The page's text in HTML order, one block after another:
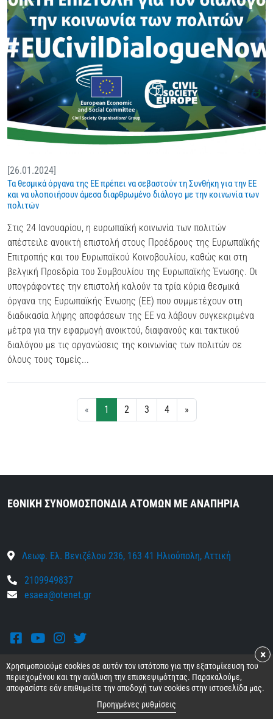
[26.01.2024]
Τα θεσμικά όργανα της ΕΕ πρέπει να σεβαστούν τη Συνθήκη για την ΕΕ
και να υλοποιήσουν άμεσα διαρθρωμένο διάλογο με την κοινωνία των
πολιτών
Στις 24 Ιανουαρίου, η ευρωπαϊκή κοινωνία των πολιτών
απέστειλε ανοικτή επιστολή στους Προέδρους της Ευρωπαϊκής
Επιτροπής και του Ευρωπαϊκού Κοινοβουλίου, καθώς και στη
βελγική Προεδρία του Συμβουλίου της Ευρωπαϊκής Ένωσης. Οι
υπογράφοντες την επιστολή καλούν τα τρία κύρια θεσμικά
όργανα της Ευρωπαϊκής Ένωσης (ΕΕ) που συμμετέχουν στη
διαδικασία λήψης αποφάσεων της ΕΕ να λάβουν συγκεκριμένα
μέτρα για την εφαρμογή ανοικτού, διαφανούς και τακτικού
διαλόγου με τις οργανώσεις της κοινωνίας των πολιτών σε
όλους τους τομείς...
« 1 2 3 4 »
ΕΘΝΙΚΗ ΣΥΝΟΜΟΣΠΟΝΔΙΑ ΑΤΟΜΩΝ ΜΕ ΑΝΑΠΗΡΙΑ
Λεωφ. Ελ. Βενιζέλου 236, 163 41 Ηλιούπολη, Αττική
2109949837
esaea@otenet.gr
FacebookYoutubeInstagram
Twitter
© 2026 Ε.Σ.Α.μεΑ.
Όροι και προϋποθέσεις
• Προσωπικά δεδομένα
Χρησιμοποιούμε cookies σε αυτόν τον ιστότοπο για την εξατομίκευση του
περιεχομένου και την ανάλυση την επισκεψιμότητας. Παρακαλούμε,
αποφασίστε εάν επιθυμείτε την αποδοχή των cookies στην ιστοσελίδα μας.
Προηγμένες ρυθμίσεις
×